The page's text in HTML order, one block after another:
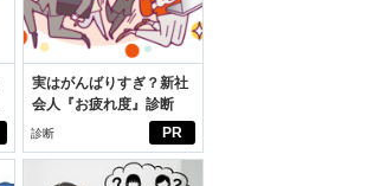
PR
実はがんばりすぎ？新社
会人『お疲れ度』診断
診断